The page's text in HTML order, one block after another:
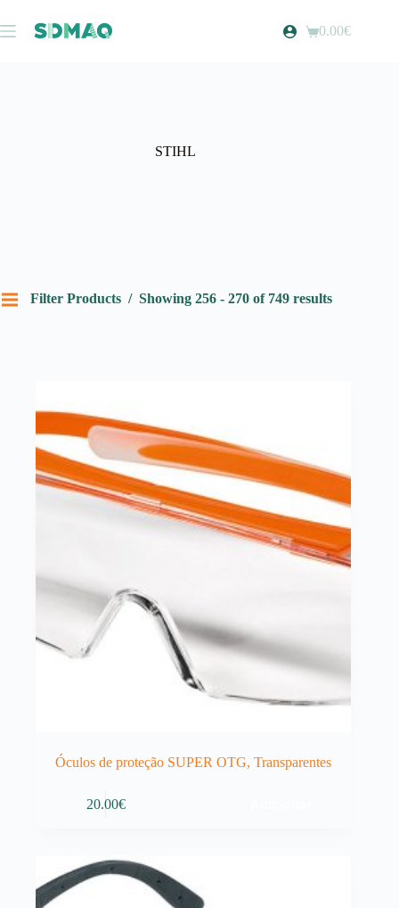
para
o
Carrinho
0.00€
STIHL
Filter Products Showing 256 - 270 of 749 results
Óculos de proteção SUPER OTG, Transparentes
20.00€